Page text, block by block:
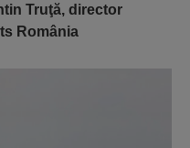
Truţă, director
România